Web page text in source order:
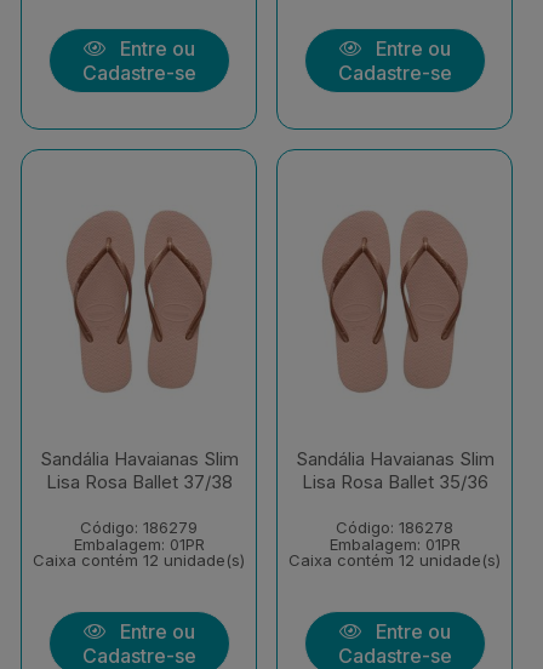
Entre ou
Cadastre-se
Entre ou
Cadastre-se
Sandália Havaianas Slim
Lisa Rosa Ballet 37/38
Código: 186279
Embalagem: 01PR
Caixa contém 12 unidade(s)
Entre ou
Cadastre-se
Sandália Havaianas Slim
Lisa Rosa Ballet 35/36
Código: 186278
Embalagem: 01PR
Caixa contém 12 unidade(s)
Entre ou
Cadastre-se